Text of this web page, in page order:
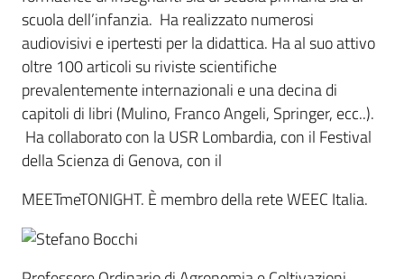
scuola dell’infanzia. Ha realizzato numerosi
audiovisivi e ipertesti per la didattica. Ha al suo attivo
oltre 100 articoli su riviste scientifiche
prevalentemente internazionali e una decina di
capitoli di libri (Mulino, Franco Angeli, Springer, ecc..).
Ha collaborato con la USR Lombardia, con il Festival
della Scienza di Genova, con il
MEETmeTONIGHT. È membro della rete WEEC Italia.